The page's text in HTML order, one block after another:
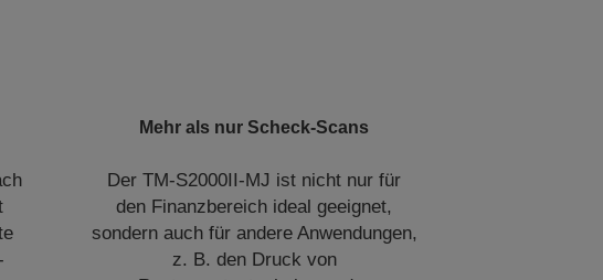
Mehr als nur Scheck-Scans
Der TM-S2000II-MJ ist nicht nur für
den Finanzbereich ideal geeignet,
sondern auch für andere Anwendungen,
z. B. den Druck von